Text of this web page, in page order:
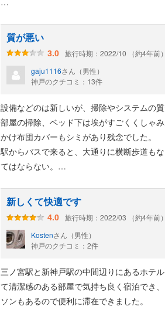
https://tabino-blog.hatenablog.com/entry/
質が悪い
3.0
旅行時期：2022/10 （約4年前）
gaju1116さん（男性）
神戸のクチコミ：13件
設備などのは新しいが、掃除やシステムの質
部屋の掃除、ベッド下は埃がすごくくしゃみ
かけ布団カバーもシミがあり残念でした。
駅からバスで来ると、大通りに横断歩道も
てはならない。
朝食付きにしましたが、まさか松屋の朝食
このレベルで1泊2名22000円はないです。
新しくて快適です
4.0
旅行時期：2022/03 （約4年前）
Kostenさん（男性）
神戸のクチコミ：2件
三ノ宮駅と新神戸駅の中間辺りにあるホテ
て清潔感のある部屋で気持ち良く宿泊でき
ソンもあるので便利に滞在できました。